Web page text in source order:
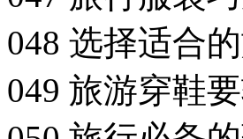
048 选择适合
049 旅游穿鞋